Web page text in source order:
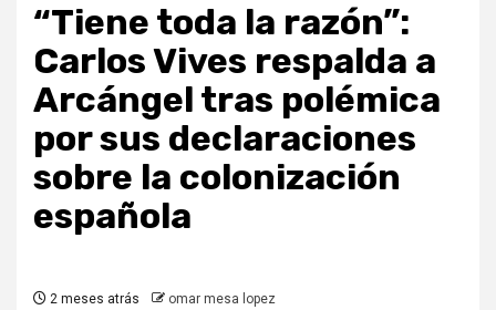
“Tiene toda la razón”:
Carlos Vives respalda a
Arcángel tras polémica
por sus declaraciones
sobre la colonización
española
2 meses atrás omar mesa lopez